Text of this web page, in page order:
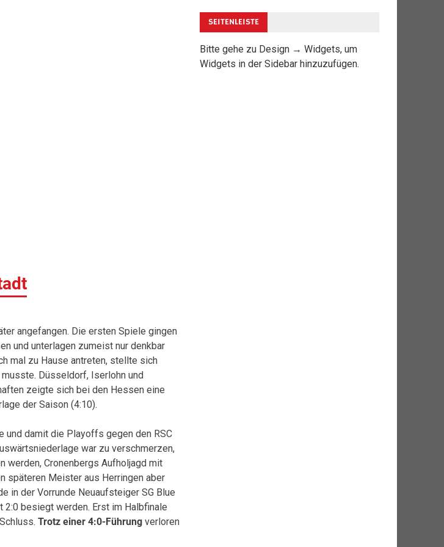
angefangen. Die ersten Spiele gingen
und unterlagen zumeist nur denkbar
mal zu Hause antreten, stellte sich
Düsseldorf, Iserlohn und
zeigte sich bei den Hessen eine
der Saison (4:10).
und damit die Playoffs gegen den RSC
war zu verschmerzen,
werden, Cronenbergs Aufholjagd mit
späteren Meister aus Herringen aber
in der Vorrunde Neuaufsteiger SG Blue
2:0 besiegt werden. Erst im Halbfinale
Trotz einer 4:0-Führungverloren
SEITENLEISTE
Bitte gehe zu Design → Widgets, um
Widgets in der Sidebar hinzuzufügen.